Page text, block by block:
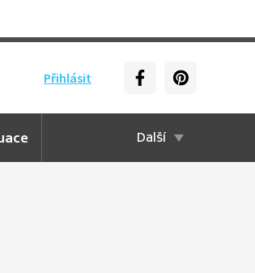
Přihlásit
Další